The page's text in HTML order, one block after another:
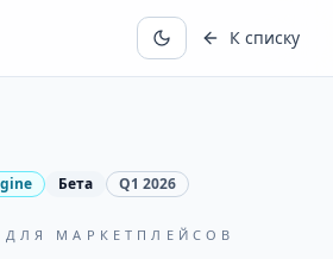
К списку
Бета Q1 2026
МАРКЕТПЛЕЙСОВ